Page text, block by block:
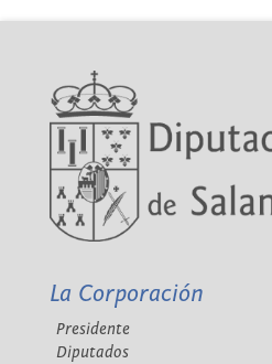
La Corporación
Presidente
Diputados